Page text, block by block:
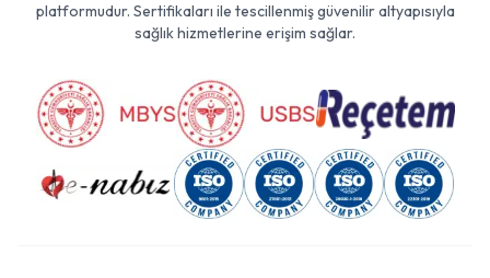
platformudur. Sertifikaları ile tescillenmiş güvenilir altyapısıyla
sağlık hizmetlerine erişim sağlar.